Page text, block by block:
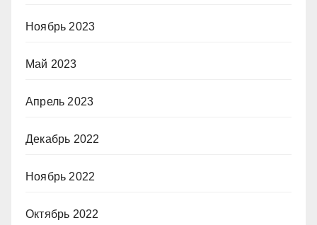
Ноябрь 2023
Май 2023
Апрель 2023
Декабрь 2022
Ноябрь 2022
Октябрь 2022